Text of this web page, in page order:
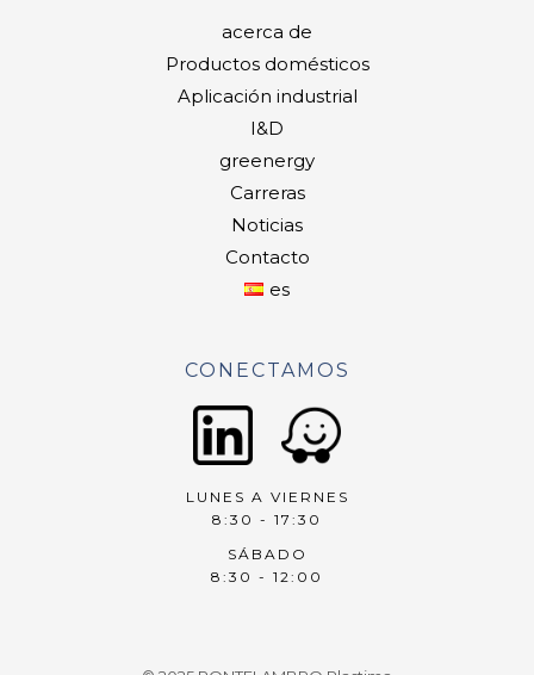
acerca de
Productos domésticos
Aplicación industrial
I&D
greenergy
Carreras
Noticias
Contacto
es
CONECTAMOS
LUNES A VIERNES
8:30 - 17:30
SÁBADO
8:30 - 12:00